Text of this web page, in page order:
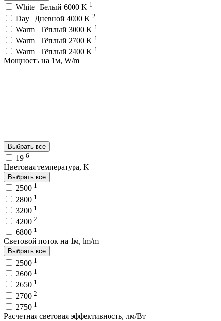
White | Белый 6000 K 1
Day | Дневной 4000 K 2
Warm | Тёплый 3000 K 1
Warm | Тёплый 2700 K 1
Warm | Тёплый 2400 K 1
Мощность на 1м, W/m
Выбрать все
19 6
Цветовая температура, K
Выбрать все
2500 1
2800 1
3200 1
4200 2
6800 1
Световой поток на 1м, lm/m
Выбрать все
2500 1
2600 1
2650 1
2700 2
2750 1
Расчетная световая эффективность, лм/Вт